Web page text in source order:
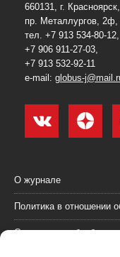
660131, г. Красноярск,
пр. Металлургов,
тел. +7 913 534-80-12,
+7 906 911-27-03,
+7 913 532-92-11
e-mail: globus-
О журнале
Политика в отношении
Согласие на обработку